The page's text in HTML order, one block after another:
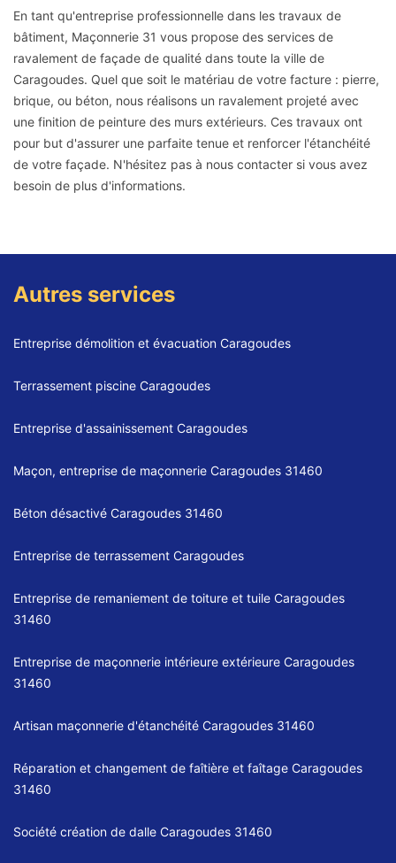
En tant qu'entreprise professionnelle dans les travaux de
bâtiment, Maçonnerie 31 vous propose des services de
ravalement de façade de qualité dans toute la ville de
Caragoudes. Quel que soit le matériau de votre facture : pierre,
brique, ou béton, nous réalisons un ravalement projeté avec
une finition de peinture des murs extérieurs. Ces travaux ont
pour but d'assurer une parfaite tenue et renforcer l'étanchéité
de votre façade. N'hésitez pas à nous contacter si vous avez
besoin de plus d'informations.
Autres services
Entreprise démolition et évacuation Caragoudes
Terrassement piscine Caragoudes
Entreprise d'assainissement Caragoudes
Maçon, entreprise de maçonnerie Caragoudes 31460
Béton désactivé Caragoudes 31460
Entreprise de terrassement Caragoudes
Entreprise de remaniement de toiture et tuile Caragoudes
31460
Entreprise de maçonnerie intérieure extérieure Caragoudes
31460
Artisan maçonnerie d'étanchéité Caragoudes 31460
Réparation et changement de faîtière et faîtage Caragoudes
31460
Société création de dalle Caragoudes 31460